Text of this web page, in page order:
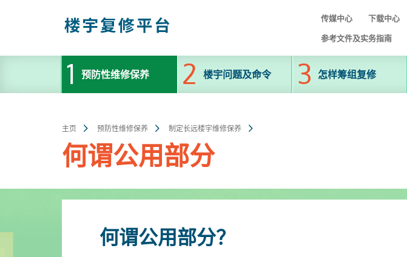
容
传媒中心 下载中心
参考文件及实务指南
预防性维修保养 楼宇问题及命令 怎样筹组复修
主页 预防性维修保养 制定长远楼宇维修保养
何谓公用部分
何谓公用部分？